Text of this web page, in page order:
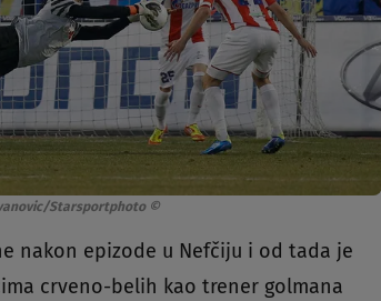
Starsportphoto ©
nakon epizode u Nefčiju i od tada je
crveno-belih kao trener golmana